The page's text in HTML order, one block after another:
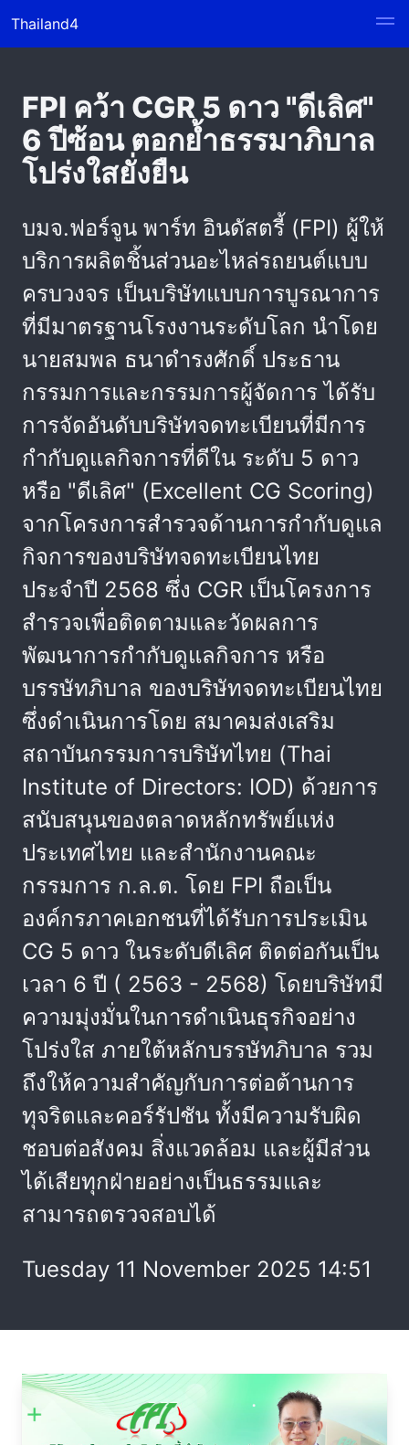
Thailand4
FPI คว้า CGR 5 ดาว "ดีเลิศ"
6 ปีซ้อน ตอกย้ำธรรมาภิบาล
โปร่งใสยั่งยืน
บมจ.ฟอร์จูน พาร์ท อินดัสตรี้ (FPI) ผู้ให้
บริการผลิตชิ้นส่วนอะไหล่รถยนต์แบบ
ครบวงจร เป็นบริษัทแบบการบูรณาการ
ที่มีมาตรฐานโรงงานระดับโลก นำโดย
นายสมพล ธนาดำรงศักดิ์ ประธาน
กรรมการและกรรมการผู้จัดการ ได้รับ
การจัดอันดับบริษัทจดทะเบียนที่มีการ
กำกับดูแลกิจการที่ดีใน ระดับ 5 ดาว
หรือ "ดีเลิศ" (Excellent CG Scoring)
จากโครงการสำรวจด้านการกำกับดูแล
กิจการของบริษัทจดทะเบียนไทย
ประจำปี 2568 ซึ่ง CGR เป็นโครงการ
สำรวจเพื่อติดตามและวัดผลการ
พัฒนาการกำกับดูแลกิจการ หรือ
บรรษัทภิบาล ของบริษัทจดทะเบียนไทย
ซึ่งดำเนินการโดย สมาคมส่งเสริม
สถาบันกรรมการบริษัทไทย (Thai
Institute of Directors: IOD) ด้วยการ
สนับสนุนของตลาดหลักทรัพย์แห่ง
ประเทศไทย และสำนักงานคณะ
กรรมการ ก.ล.ต. โดย FPI ถือเป็น
องค์กรภาคเอกชนที่ได้รับการประเมิน
CG 5 ดาว ในระดับดีเลิศ ติดต่อกันเป็น
เวลา 6 ปี ( 2563 - 2568) โดยบริษัทมี
ความมุ่งมั่นในการดำเนินธุรกิจอย่าง
โปร่งใส ภายใต้หลักบรรษัทภิบาล รวม
ถึงให้ความสำคัญกับการต่อต้านการ
ทุจริตและคอร์รัปชัน ทั้งมีความรับผิด
ชอบต่อสังคม สิ่งแวดล้อม และผู้มีส่วน
ได้เสียทุกฝ่ายอย่างเป็นธรรมและ
สามารถตรวจสอบได้
Tuesday 11 November 2025 14:51